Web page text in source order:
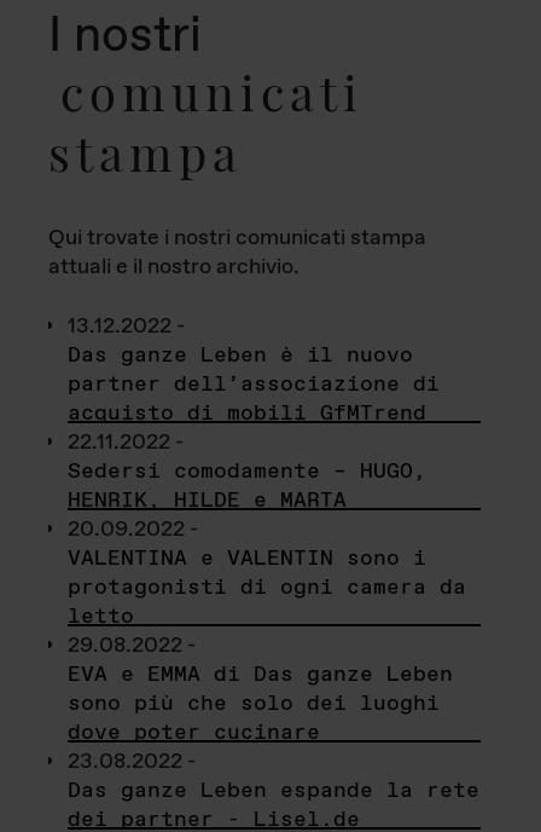
I nostri
comunicati
stampa
Qui trovate i nostri comunicati stampa
attuali e il nostro archivio.
13.12.2022 -
Das ganze Leben è il nuovo
partner dell’associazione di
acquisto di mobili GfMTrend
22.11.2022 -
Sedersi comodamente – HUGO,
HENRIK, HILDE e MARTA
20.09.2022 -
VALENTINA e VALENTIN sono i
protagonisti di ogni camera da
letto
29.08.2022 -
EVA e EMMA di Das ganze Leben
sono più che solo dei luoghi
dove poter cucinare
23.08.2022 -
Das ganze Leben espande la rete
dei partner - Lisel.de